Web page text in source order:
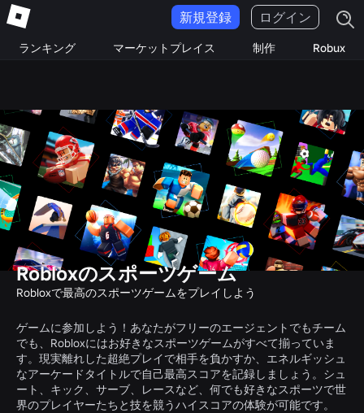
ランキング マーケットプレイス 制作 Robux
新規登録 ログイン
Robloxのスポーツゲーム
Robloxで最高のスポーツゲームをプレイしよう
ゲームに参加しよう！あなたがフリーのエージェントでもチーム
でも、Robloxにはお好きなスポーツゲームがすべて揃っていま
す。現実離れした超絶プレイで相手を負かすか、エネルギッシュ
なアーケードタイトルで自己最高スコアを記録しましょう。シュ
ート、キック、サーブ、レースなど、何でも好きなスポーツで世
界のプレイヤーたちと技を競うハイスコアの体験が可能です。